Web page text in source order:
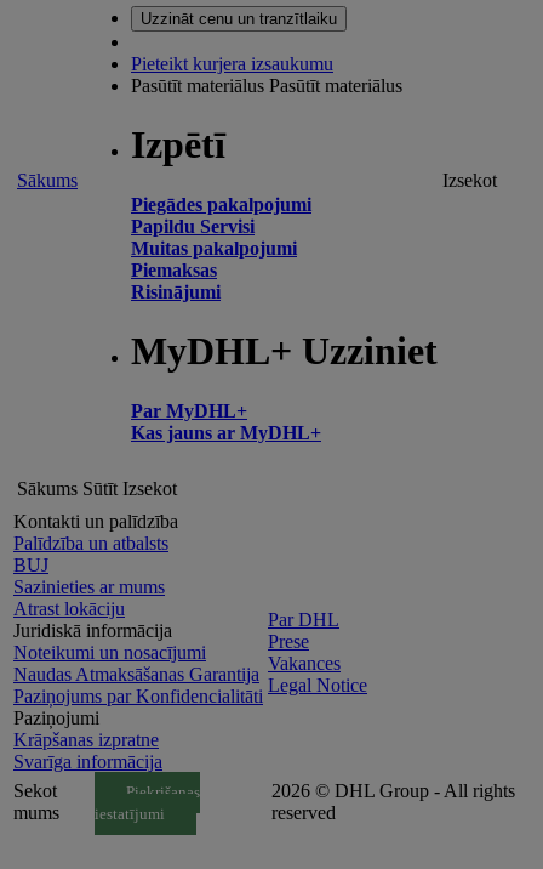
Sākums
Uzzināt cenu un tranzītlaiku
Pieteikt kurjera izsaukumu
Pasūtīt materiālus Pasūtīt materiālus
Izpētī
Piegādes pakalpojumi
Papildu Servisi
Muitas pakalpojumi
Piemaksas
Risinājumi
MyDHL+ Uzziniet
Par MyDHL+
Kas jauns ar MyDHL+
Izsekot
Sākums Sūtīt Izsekot
Kontakti un palīdzība
Palīdzība un atbalsts
BUJ
Sazinieties ar mums
Atrast lokāciju
Juridiskā informācija
Noteikumi un nosacījumi
Naudas Atmaksāšanas Garantija
Paziņojums par Konfidencialitāti
Paziņojumi
Krāpšanas izpratne
Svarīga informācija
Par DHL
Prese
Vakances
Legal Notice
Sekot
mums
Piekrišanas
iestatījumi
2026 © DHL Group - All rights
reserved